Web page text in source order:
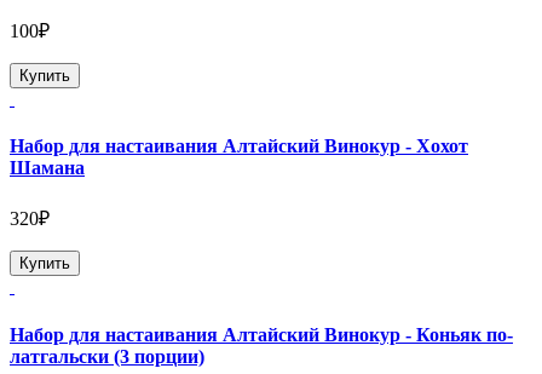
100₽
Купить
Набор для настаивания Алтайский Винокур - Хохот
Шамана
320₽
Купить
Набор для настаивания Алтайский Винокур - Коньяк по-
латгальски (3 порции)